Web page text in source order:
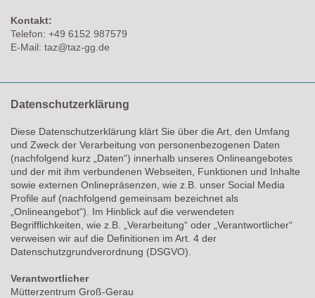
Kontakt:
Telefon: +49 6152 987579
E-Mail: taz@taz-gg.de
Datenschutzerklärung
Diese Datenschutzerklärung klärt Sie über die Art, den Umfang
und Zweck der Verarbeitung von personenbezogenen Daten
(nachfolgend kurz „Daten“) innerhalb unseres Onlineangebotes
und der mit ihm verbundenen Webseiten, Funktionen und Inhalte
sowie externen Onlinepräsenzen, wie z.B. unser Social Media
Profile auf (nachfolgend gemeinsam bezeichnet als
„Onlineangebot“). Im Hinblick auf die verwendeten
Begrifflichkeiten, wie z.B. „Verarbeitung“ oder „Verantwortlicher“
verweisen wir auf die Definitionen im Art. 4 der
Datenschutzgrundverordnung (DSGVO).
Verantwortlicher
Mütterzentrum Groß-Gerau